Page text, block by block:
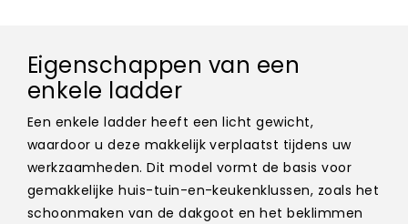
Eigenschappen van een
enkele ladder
Een enkele ladder heeft een licht gewicht,
waardoor u deze makkelijk verplaatst tijdens uw
werkzaamheden. Dit model vormt de basis voor
gemakkelijke huis-tuin-en-keukenklussen, zoals het
schoonmaken van de dakgoot en het beklimmen